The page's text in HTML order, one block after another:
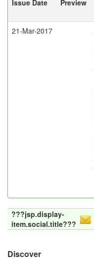
Issue Date Preview
21-Mar-2017
???jsp.display-
item.social.title???
Discover